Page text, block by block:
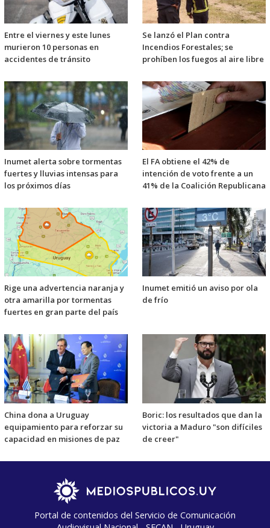
Entre el viernes y este lunes
murieron 10 personas en
accidentes de tránsito
Se lanzó el Plan contra
Incendios Forestales; se
prohíben los fuegos al aire libre
Inumet alerta sobre tormentas
fuertes y lluvias intensas para
los próximos días
El FA obtiene el 42% de
intención de voto frente a un
41% de la Coalición Republicana
Rige una advertencia naranja y
otra amarilla por tormentas
fuertes en gran parte del país
Inumet emitió un aviso por ola
de frío
China dona a Uruguay
equipamiento para reforzar su
capacidad en misiones de paz
Boric: los resultados que dan la
victoria a Maduro "son difíciles
de creer"
Portal de contenidos del Servicio de Comunicación